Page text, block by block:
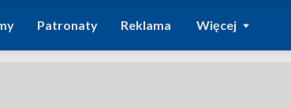
Patronaty Reklama Więcej